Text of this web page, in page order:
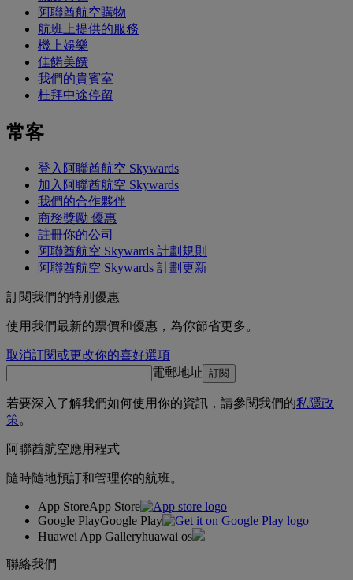
阿聯酋航空購物
航班上提供的服務
機上娛樂
佳餚美饌
我們的貴賓室
杜拜中途停留
常客
登入阿聯酋航空 Skywards
加入阿聯酋航空 Skywards
我們的合作夥伴
商務獎勵 優惠
註冊你的公司
阿聯酋航空 Skywards 計劃規則
阿聯酋航空 Skywards 計劃更新
訂閱我們的特別優惠
使用我們最新的票價和優惠，為你節省更多。
取消訂閱或更改你的喜好選項
電郵地址 訂閱
若要深入了解我們如何使用你的資訊，請參閱我們的私隱政
策。
阿聯酋航空應用程式
隨時隨地預訂和管理你的航班。
App StoreApp Store
Google PlayGoogle Play
Huawei App Galleryhuawai os
聯絡我們